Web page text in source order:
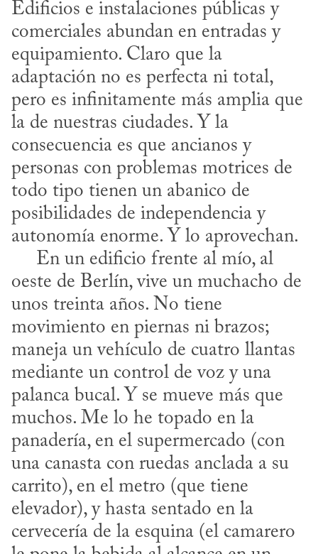
Edificios e instalaciones públicas y
comerciales abundan en entradas y
equipamiento. Claro que la
adaptación no es perfecta ni total,
pero es infinitamente más amplia que
la de nuestras ciudades. Y la
consecuencia es que ancianos y
personas con problemas motrices de
todo tipo tienen un abanico de
posibilidades de independencia y
autonomía enorme. Y lo aprovechan.
oeste de Berlín, vive un muchacho de
unos treinta años. No tiene
movimiento en piernas ni brazos;
maneja un vehículo de cuatro llantas
mediante un control de voz y una
palanca bucal. Y se mueve más que
muchos. Me lo he topado en la
panadería, en el supermercado (con
una canasta con ruedas anclada a su
carrito), en el metro (que tiene
elevador), y hasta sentado en la
cervecería de la esquina (el camarero